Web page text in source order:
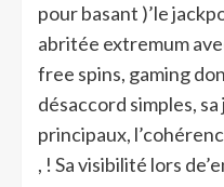
pour basant )’le
abritée extremum
free spins, gaming
désaccord simples,
principaux,
, ! Sa visibilité lors